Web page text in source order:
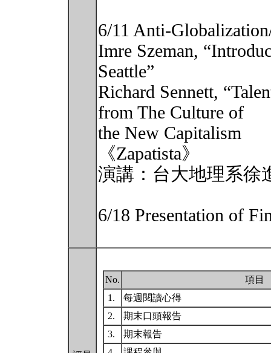
6/11 Anti-
Imre Szeman,
Seattle”
Richard Sennett,
from The Culture of
the New Capitalism
《Zapatista》
演講：台大地理系徐
6/18 Presentation of
No.
項目
1.
每週閱讀心得
2.
期末口頭報告
3.
期末報告